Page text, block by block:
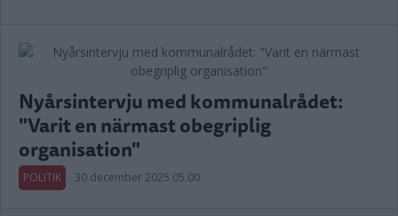
Nyårsintervju med kommunalrådet:
"Varit en närmast obegriplig
organisation"
POLITIK 30 december 2025 05.00